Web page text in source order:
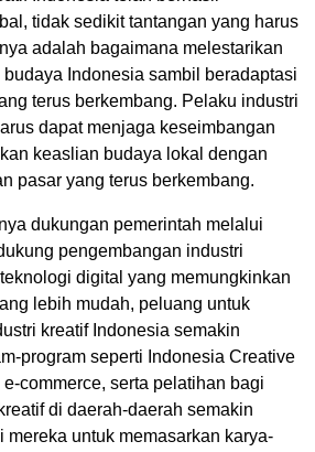
tidak sedikit tantangan yang harus
adalah bagaimana melestarikan
Indonesia sambil beradaptasi
terus berkembang. Pelaku industri
dapat menjaga keseimbangan
keaslian budaya lokal dengan
pasar yang terus berkembang.
dukungan pemerintah melalui
pengembangan industri
digital yang memungkinkan
lebih mudah, peluang untuk
kreatif Indonesia semakin
program seperti Indonesia Creative
commerce, serta pelatihan bagi
di daerah-daerah semakin
mereka untuk memasarkan karya-